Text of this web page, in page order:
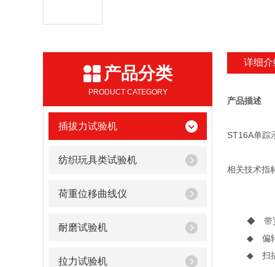
产品分类
PRODUCT CATEGORY
插拔力试验机
纺织玩具类试验机
荷重位移曲线仪
耐磨试验机
拉力试验机
详细介
产品描述
ST16A单踪
相关技术指
◆ 带宽：
◆ 偏转系
◆ 扫描时